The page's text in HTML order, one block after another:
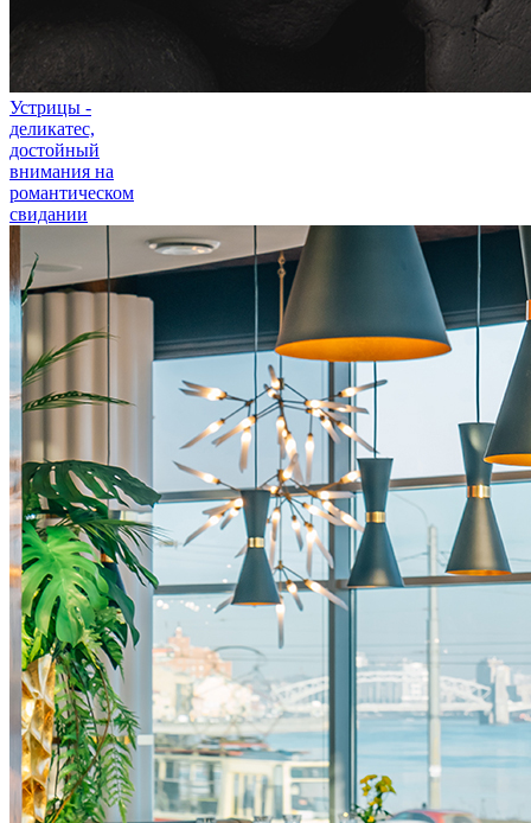
Устрицы -
деликатес,
достойный
внимания на
романтическом
свидании